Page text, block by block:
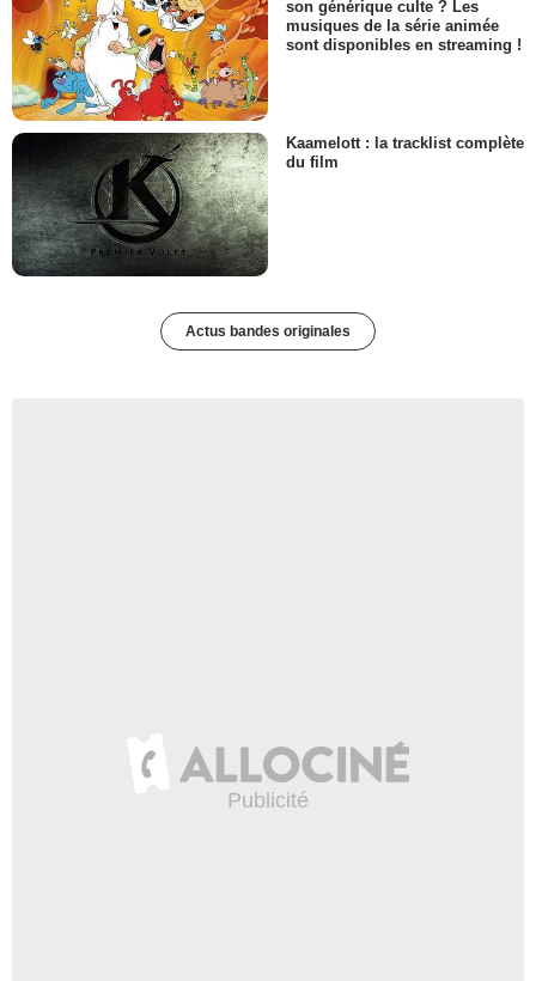
son générique culte ? Les
musiques de la série animée
sont disponibles en streaming !
Kaamelott : la tracklist complète
du film
Actus bandes originales